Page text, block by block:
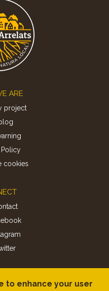
ARE
project
Policy
cookies
to enhance your user